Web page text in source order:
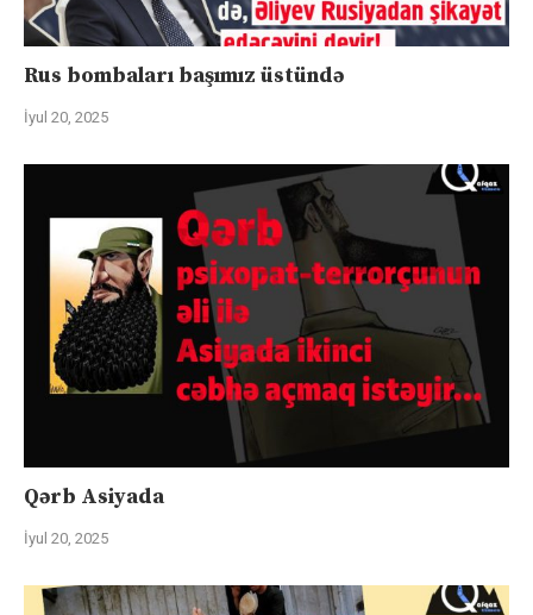
Rus bombaları başımız üstündə
İyul 20, 2025
Qərb Asiyada
İyul 20, 2025